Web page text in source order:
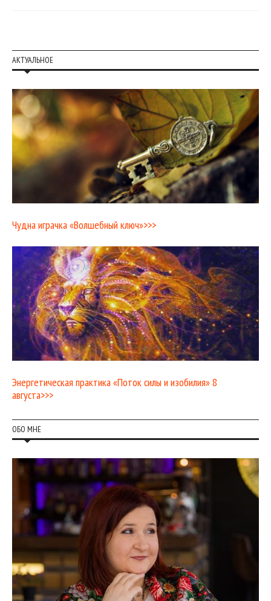
АКТУАЛЬНОЕ
Чудна играчка «Волшебный ключ»>>>
Энергетическая практика «Поток силы и изобилия» 8
августа>>>
ОБО МНЕ